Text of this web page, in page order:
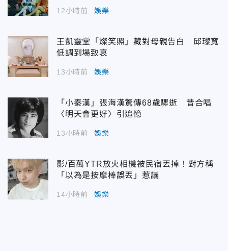
12小時前 娛樂
王凱靈堂「燦笑照」藏對母親告白 邱瓈寬
低調到場致哀
13小時前 娛樂
「小秦漢」張海漢驚傳68歲驟逝 昔合唱
〈明天會更好〉引追憶
13小時前 娛樂
影/百萬YTR放火相機被民宿丟掉！對方稱
「以為是按摩棒誤丟」惹議
14小時前 娛樂